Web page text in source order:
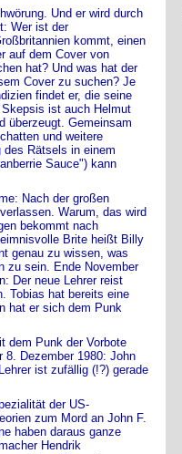
Und er wird durch
Wer ist der
kommt, einen
auf dem Cover von
hat? Und was hat der
Cover zu suchen? Je
findet er, die seine
ist auch Helmut
überzeugt. Gemeinsam
und weitere
des Rätsels in einem
Sauce") kann
Nach der großen
Warum, das wird
bekommt nach
Brite heißt Billy
genau zu wissen, was
zu sein. Ende November
Der neue Lehrer reist
Tobias hat bereits eine
hat er sich dem Punk
dem Punk der Vorbote
8. Dezember 1980: John
ist zufällig (!?) gerade
der US-
zum Mord an John F.
haben daraus ganze
Hendrik